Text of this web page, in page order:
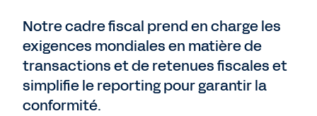
Notre cadre fiscal prend en charge les
exigences mondiales en matière de
transactions et de retenues fiscales et
simplifie le reporting pour garantir la
conformité.